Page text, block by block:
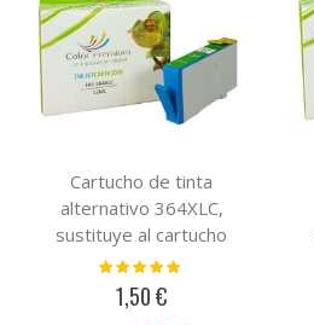
Cartucho de tinta
alternativo 364XLC,
sustituye al cartucho
original cian CB318EE-
CB323EE
Valoración:
1,50 €